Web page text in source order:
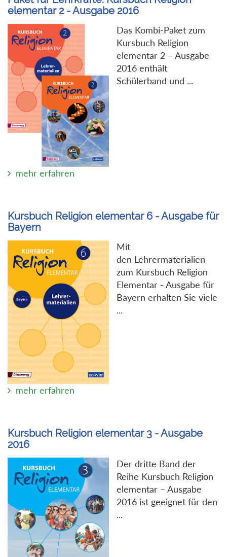
elementar 2 - Ausgabe 2016
Das Kombi-Paket zum
Kursbuch Religion
elementar 2 – Ausgabe
2016 enthält
Schülerband und ...
mehr erfahren
Kursbuch Religion elementar 6 - Ausgabe für
Bayern
Mit
den Lehrermaterialien
zum Kursbuch Religion
Elementar - Ausgabe für
Bayern erhalten Sie viele
...
mehr erfahren
Kursbuch Religion elementar 3 - Ausgabe
2016
Der dritte Band der
Reihe Kursbuch Religion
elementar – Ausgabe
2016 ist geeignet für den
...